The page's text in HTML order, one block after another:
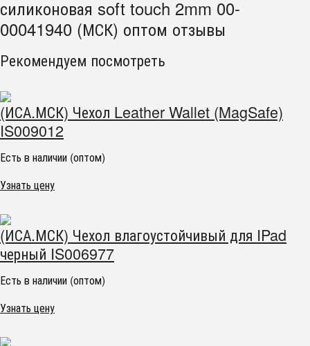
силиконовая soft touch 2mm 00-
00041940 (МСК) оптом отзывы
Рекомендуем посмотреть
(ИСА.МСК) Чехол Leather Wallet (MagSafe)
IS009012
Есть в наличии (оптом)
Узнать цену
(ИСА.МСК) Чехол влагоустойчивый для IPad
черный IS006977
Есть в наличии (оптом)
Узнать цену